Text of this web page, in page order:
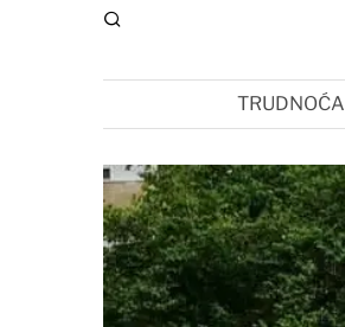
TRUDNOĆA